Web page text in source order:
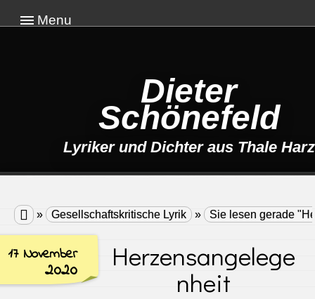
Menu
Dieter
Schönefeld
Lyriker und Dichter aus Thale Harz
 » Gesellschaftskritische Lyrik » Sie lesen gerade
17 November
2020
Herzensangelege
nheit